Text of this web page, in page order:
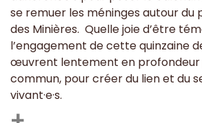
se remuer les méninges autour du
des Minières. Quelle joie d’être
l’engagement de cette quinzaine
œuvrent lentement en profondeur
commun, pour créer du lien et du
vivant·e·s.